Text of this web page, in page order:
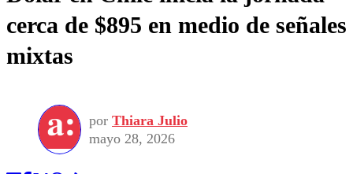
cerca de $895 en medio de señales
mixtas
por Thiara Julio
mayo 28, 2026